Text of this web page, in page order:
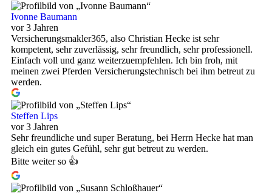
Ivonne Baumann
vor 3 Jahren
Versicherungsmakler365, also Christian Hecke ist sehr
kompetent, sehr zuverlässig, sehr freundlich, sehr professionell.
Einfach voll und ganz weiterzuempfehlen. Ich bin froh, mit
meinen zwei Pferden Versicherungstechnisch bei ihm betreut zu
werden.
Steffen Lips
vor 3 Jahren
Sehr freundliche und super Beratung, bei Herrn Hecke hat man
gleich ein gutes Gefühl, sehr gut betreut zu werden.
Bitte weiter so 👍